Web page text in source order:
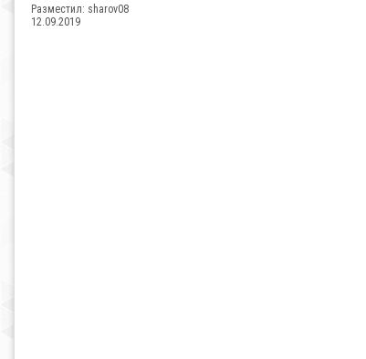
Разместил: sharov08
12.09.2019